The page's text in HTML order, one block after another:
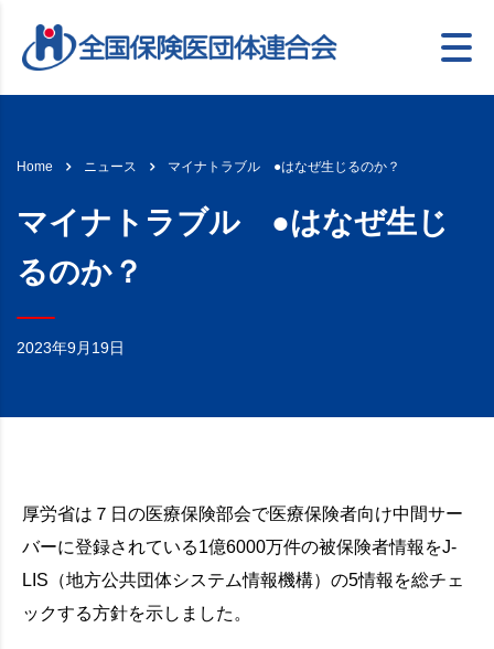
Home ニュース マイナトラブル ●はなぜ生じるのか？
マイナトラブル ●はなぜ生じ
るのか？
2023年9月19日
厚労省は７日の医療保険部会で医療保険者向け中間サー
バーに登録されている1億6000万件の被保険者情報をJ-
LIS（地方公共団体システム情報機構）の5情報を総チェ
ックする方針を示しました。